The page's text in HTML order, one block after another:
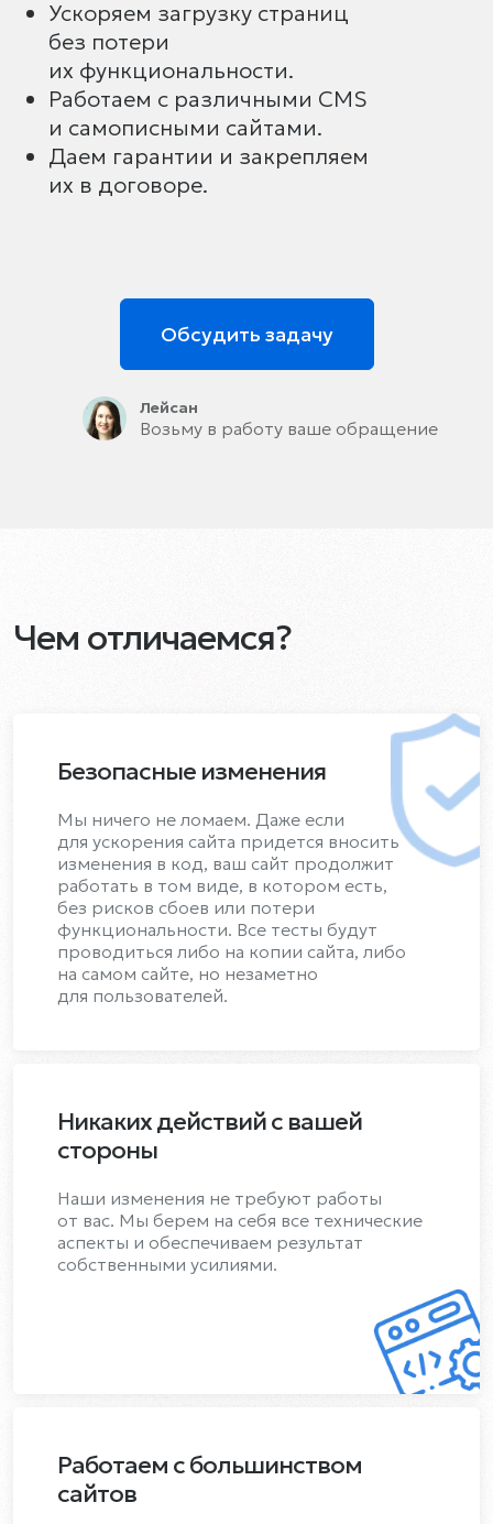
Ускоряем загрузку страниц
без потери
их функциональности.
Работаем с различными CMS
и самописными сайтами.
Даем гарантии и закрепляем
их в договоре.
Обсудить задачу
Лейсан
Возьму в работу ваше обращение
Чем отличаемся?
Безопасные изменения
Мы ничего не ломаем. Даже если
для ускорения сайта придется вносить
изменения в код, ваш сайт продолжит
работать в том виде, в котором есть,
без рисков сбоев или потери
функциональности. Все тесты будут
проводиться либо на копии сайта, либо
на самом сайте, но незаметно
для пользователей.
Никаких действий с вашей
стороны
Наши изменения не требуют работы
от вас. Мы берем на себя все технические
аспекты и обеспечиваем результат
собственными усилиями.
Работаем с большинством
сайтов